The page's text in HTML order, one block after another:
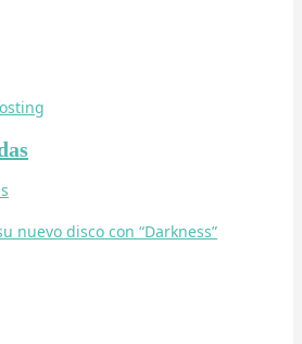
nuevo disco con “Darkness”